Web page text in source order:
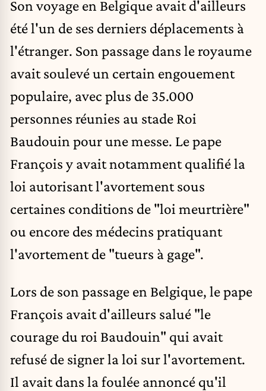
Son voyage en Belgique avait d'ailleurs
été l'un de ses derniers déplacements à
l'étranger. Son passage dans le royaume
avait soulevé un certain engouement
populaire, avec plus de 35.000
personnes réunies au stade Roi
Baudouin pour une messe. Le pape
François y avait notamment qualifié la
loi autorisant l'avortement sous
certaines conditions de "loi meurtrière"
ou encore des médecins pratiquant
l'avortement de "tueurs à gage".
Lors de son passage en Belgique, le pape
François avait d'ailleurs salué "le
courage du roi Baudouin" qui avait
refusé de signer la loi sur l'avortement.
Il avait dans la foulée annoncé qu'il